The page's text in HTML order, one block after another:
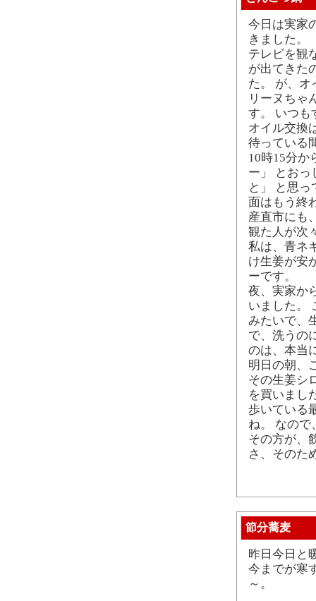
今日は実家
きました。
テレビを観
が出てきた
た。 が、オ
リーヌちゃ
す。 いつ
オイル交換
待っている
10時15分か
ー」 とおっ
と」 と思
面はもう終
産直市にも
観た人が次
私は、青ネ
け生姜が安
ーです。
夜、実家か
いました。
みたいで、
で、洗うの
のは、本当
明日の朝、
その生姜シ
を買いまし
歩いている
ね。 なので
その方が、
さ、そのた
節分蕎麦
昨日今日と
今までが寒
～。